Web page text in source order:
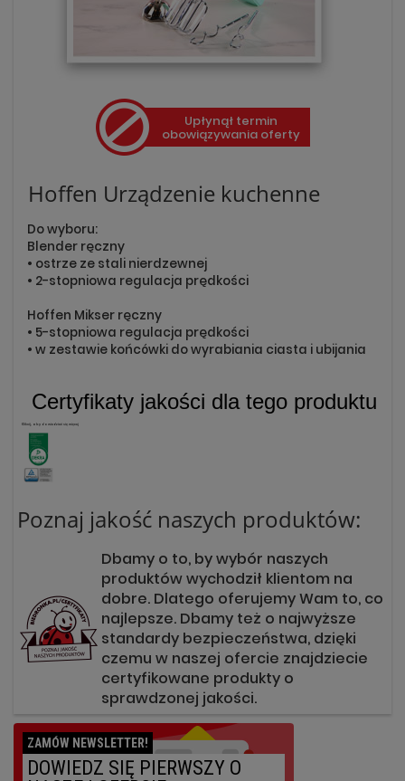
Upłynął termin
obowiązywania oferty
Hoffen Urządzenie kuchenne
Do wyboru:
Blender ręczny
• ostrze ze stali nierdzewnej
• 2-stopniowa regulacja prędkości
Hoffen Mikser ręczny
• 5-stopniowa regulacja prędkości
• w zestawie końcówki do wyrabiania ciasta i ubijania
Certyfikaty jakości dla tego produktu
Kliknij, aby dowiedzieć się więcej
Poznaj jakość naszych produktów:
Dbamy o to, by wybór naszych
produktów wychodził klientom na
dobre. Dlatego oferujemy Wam to, co
najlepsze. Dbamy też o najwyższe
standardy bezpieczeństwa, dzięki
czemu w naszej ofercie znajdziecie
certyfikowane produkty o
sprawdzonej jakości.
ZAMÓW NEWSLETTER!
DOWIEDZ SIĘ PIERWSZY O